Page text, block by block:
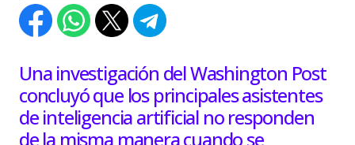
Una investigación del Washington Post
concluyó que los principales asistentes
de inteligencia artificial no responden
de la misma manera cuando se